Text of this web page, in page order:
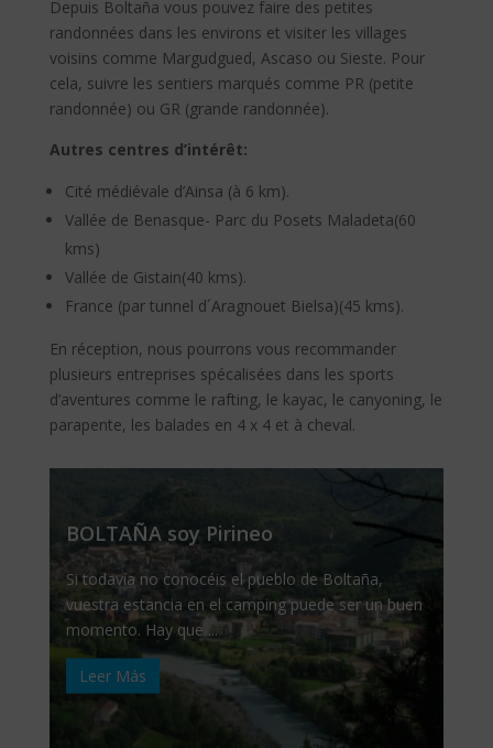
Depuis Boltaña vous pouvez faire des petites
randonnées dans les environs et visiter les villages
voisins comme Margudgued, Ascaso ou Sieste. Pour
cela, suivre les sentiers marqués comme PR (petite
randonnée) ou GR (grande randonnée).
Autres centres d’intérêt:
Cité médiévale d’Ainsa (à 6 km).
Vallée de Benasque- Parc du Posets Maladeta(60
kms)
Vallée de Gistain(40 kms).
France (par tunnel d´Aragnouet Bielsa)(45 kms).
En réception, nous pourrons vous recommander
plusieurs entreprises spécalisées dans les sports
d’aventures comme le rafting, le kayac, le canyoning, le
parapente, les balades en 4 x 4 et à cheval.
BOLTAÑA soy Pirineo
Si todavía no conocéis el pueblo de Boltaña,
vuestra estancia en el camping puede ser un buen
momento. Hay que ...
Leer Más